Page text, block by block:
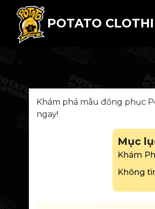
POTATO
Khám phá mẫu đồng phục
ngay!
Mục
Khám
Không